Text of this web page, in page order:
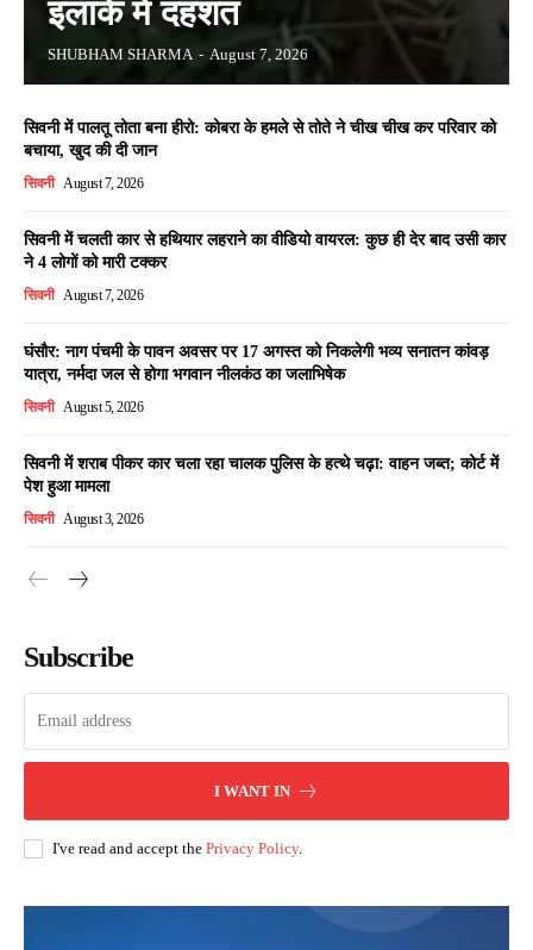
इलाके में दहशत
SHUBHAM SHARMA - August 7, 2026
सिवनी में पालतू तोता बना हीरो: कोबरा के हमले से तोते ने चीख चीख कर परिवार को
बचाया, खुद की दी जान
सिवनी August 7, 2026
सिवनी में चलती कार से हथियार लहराने का वीडियो वायरल: कुछ ही देर बाद उसी कार
ने 4 लोगों को मारी टक्कर
सिवनी August 7, 2026
घंसौर: नाग पंचमी के पावन अवसर पर 17 अगस्त को निकलेगी भव्य सनातन कांवड़
यात्रा, नर्मदा जल से होगा भगवान नीलकंठ का जलाभिषेक
सिवनी August 5, 2026
सिवनी में शराब पीकर कार चला रहा चालक पुलिस के हत्थे चढ़ा: वाहन जब्त; कोर्ट में
पेश हुआ मामला
सिवनी August 3, 2026
Subscribe
I WANT IN
I've read and accept the Privacy Policy.